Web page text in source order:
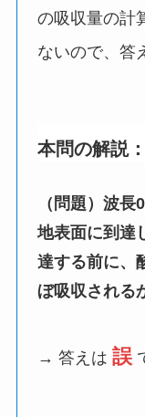
の吸収量の計
ないので、答
本問の解説
（問題）波
地表面に到達
達する前に、
ぼ吸収される
→ 答えは誤